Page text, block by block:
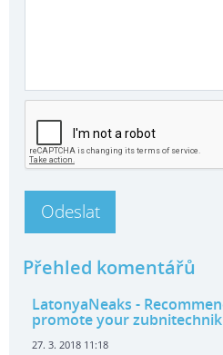
Přehled komentářů
LatonyaNeaks -
promote your
27. 3. 2018 11:18